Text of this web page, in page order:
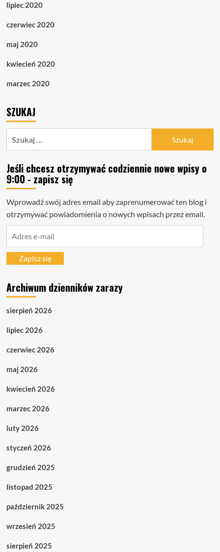
lipiec 2020
czerwiec 2020
maj 2020
kwiecień 2020
marzec 2020
SZUKAJ
Jeśli chcesz otrzymywać codziennie nowe wpisy o
9:00 - zapisz się
Wprowadź swój adres email aby zaprenumerować ten blog i
otrzymywać powiadomienia o nowych wpisach przez email.
mailZapisz się
Archiwum dzienników zarazy
sierpień 2026
lipiec 2026
czerwiec 2026
maj 2026
kwiecień 2026
marzec 2026
luty 2026
styczeń 2026
grudzień 2025
listopad 2025
październik 2025
wrzesień 2025
sierpień 2025